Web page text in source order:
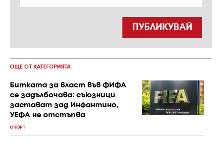
ПУБЛИКУВАЙ
ОЩЕ ОТ КАТЕГОРИЯТА
Битката за власт във ФИФА
се задълбочава: съюзници
застават зад Инфантино,
УЕФА не отстъпва
СПОРТ